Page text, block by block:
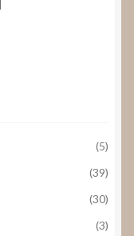
(5)
(39)
(30)
(3)